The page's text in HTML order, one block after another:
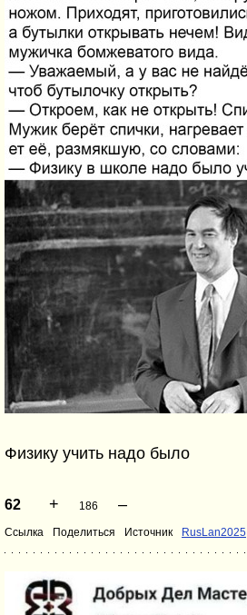
Физику учить надо было
62 + 186 –
Ссылка Поделиться Источник RusLan2025